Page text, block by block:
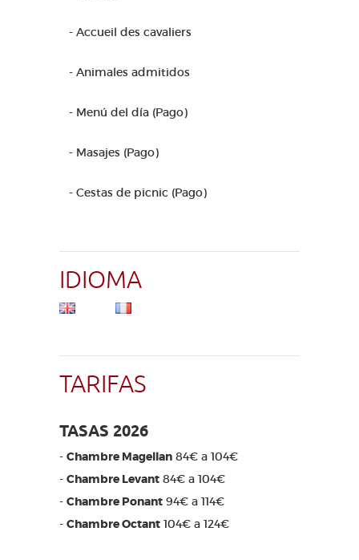
- Accueil des cavaliers
- Animales admitidos
- Menú del día (Pago)
- Masajes (Pago)
- Cestas de picnic (Pago)
IDIOMA
TARIFAS
TASAS 2026
- Chambre Magellan 84€ a 104€
- Chambre Levant 84€ a 104€
- Chambre Ponant 94€ a 114€
- Chambre Octant 104€ a 124€